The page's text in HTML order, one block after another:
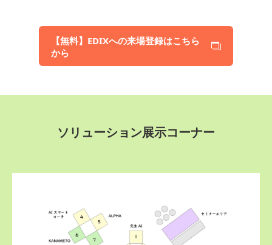
【無料】EDIXへの来場登録はこちら
から
ソリューション展示コーナー